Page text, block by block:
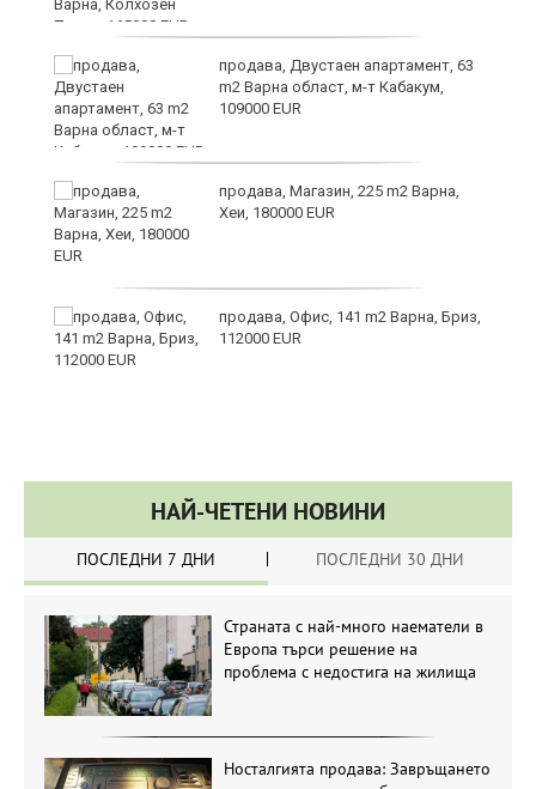
продава, Двустаен апартамент, 63
m2 Варна област, м-т Кабакум,
109000 EUR
продава, Магазин, 225 m2 Варна,
Хеи, 180000 EUR
продава, Офис, 141 m2 Варна, Бриз,
112000 EUR
НАЙ-ЧЕТЕНИ НОВИНИ
ПОСЛЕДНИ 7 ДНИ ПОСЛЕДНИ 30 ДНИ
Страната с най-много наематели в
Европа търси решение на
проблема с недостига на жилища
Носталгията продава: Завръщането